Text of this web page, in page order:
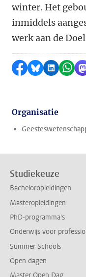
winter. Het
inmiddels
werk aan de
Delen op
Delen via
Delen
Organisatie
Studiekeuze
Bacheloropleidingen
Masteropleidingen
PhD-programma's
Onderwijs voor
Summer Schools
Open dagen